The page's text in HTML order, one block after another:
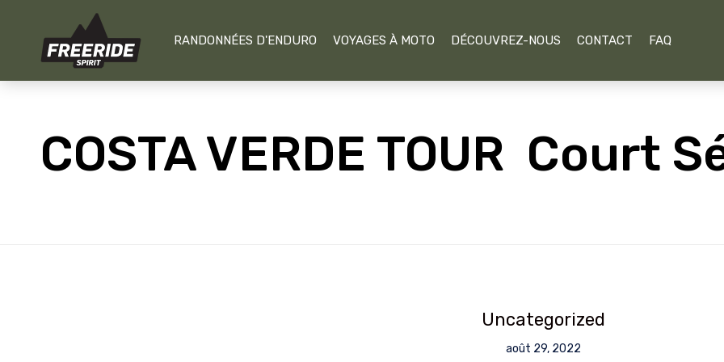
RANDONNÉES D'ENDURO VOYAGES À MOTO DÉCOUVREZ-NOUS CONTACT FAQ
COSTA VERDE TOUR Court
Uncategorized
août 29, 2022